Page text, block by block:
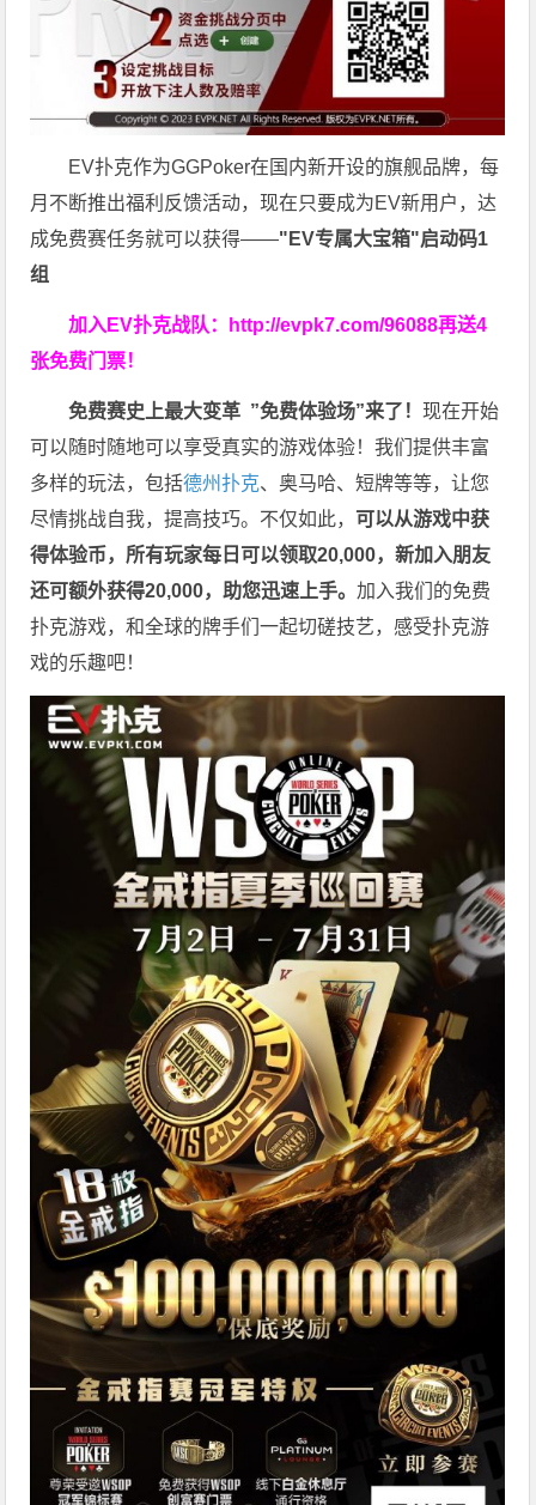
EV扑克作为GGPoker在国内新开设的旗舰品牌，每
月不断推出福利反馈活动，现在只要成为EV新用户，达
成免费赛任务就可以获得——"EV专属大宝箱"启动码1
组
加入EV扑克战队： http://evpk7.com/96088再送4
张免费门票！
免费赛史上最大变革 ”免费体验场”来了！现在开始
可以随时随地可以享受真实的游戏体验！我们提供丰富
多样的玩法，包括德州扑克、奥马哈、短牌等等，让您
尽情挑战自我，提高技巧。不仅如此， 可以从游戏中获
得体验币，所有玩家每日可以领取20,000，新加入朋友
还可额外获得20,000，助您迅速上手。加入我们的免费
扑克游戏，和全球的牌手们一起切磋技艺，感受扑克游
戏的乐趣吧！